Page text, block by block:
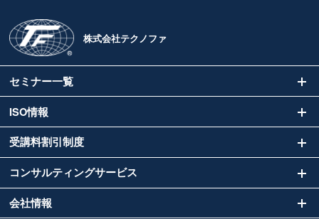
株式会社テクノファ
セミナー一覧
ISO情報
受講料割引制度
コンサルティングサービス
会社情報